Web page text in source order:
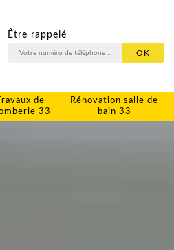
Être rappelé
Travaux de
33
Rénovation salle de
bain 33